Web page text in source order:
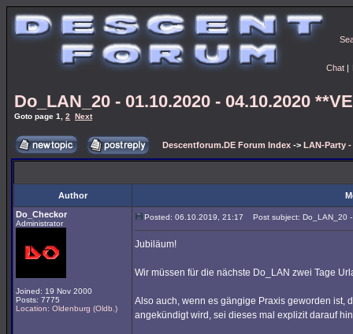
Chat |
Do_LAN_20 - 01.10.2020 - 04.10.2020
Goto page 1 2 Next
Descentforum.DE Forum Index -> LAN-Party
Author
Do_Checkor
Administrator
Joined: 19 Nov 2000
Posts: 7775
Location: Oldenburg (Oldb.)
Posted: 06.10.2019, 21:17 Post subject: Do_LAN_20
Jubiläum!
Wir müssen für die nächste Do_LAN zwei Tage
Also auch, wenn es gängige Praxis geworden ist,
angekündigt wird, sei dieses mal explizit darauf